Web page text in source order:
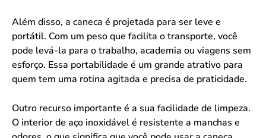
Além disso, a caneca é projetada para ser leve e
portátil. Com um peso que facilita o transporte, você
pode levá-la para o trabalho, academia ou viagens sem
esforço. Essa portabilidade é um grande atrativo para
quem tem uma rotina agitada e precisa de praticidade.
Outro recurso importante é a sua facilidade de limpeza.
O interior de aço inoxidável é resistente a manchas e